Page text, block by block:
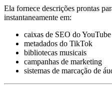
Ela fornece descrições prontas
instantaneamente em:
caixas de SEO do YouTube
metadados do TikTok
bibliotecas musicais
campanhas de marketing
sistemas de marcação de